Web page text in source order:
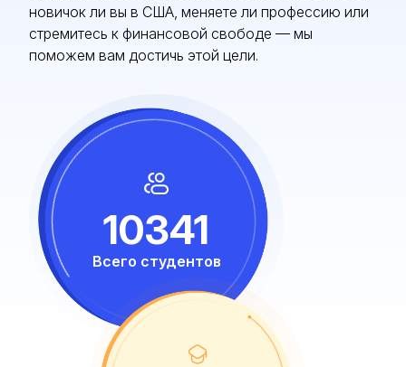
новичок ли вы в США, меняете ли профессию или
стремитесь к финансовой свободе — мы
поможем вам достичь этой цели.
10341
Всего студентов